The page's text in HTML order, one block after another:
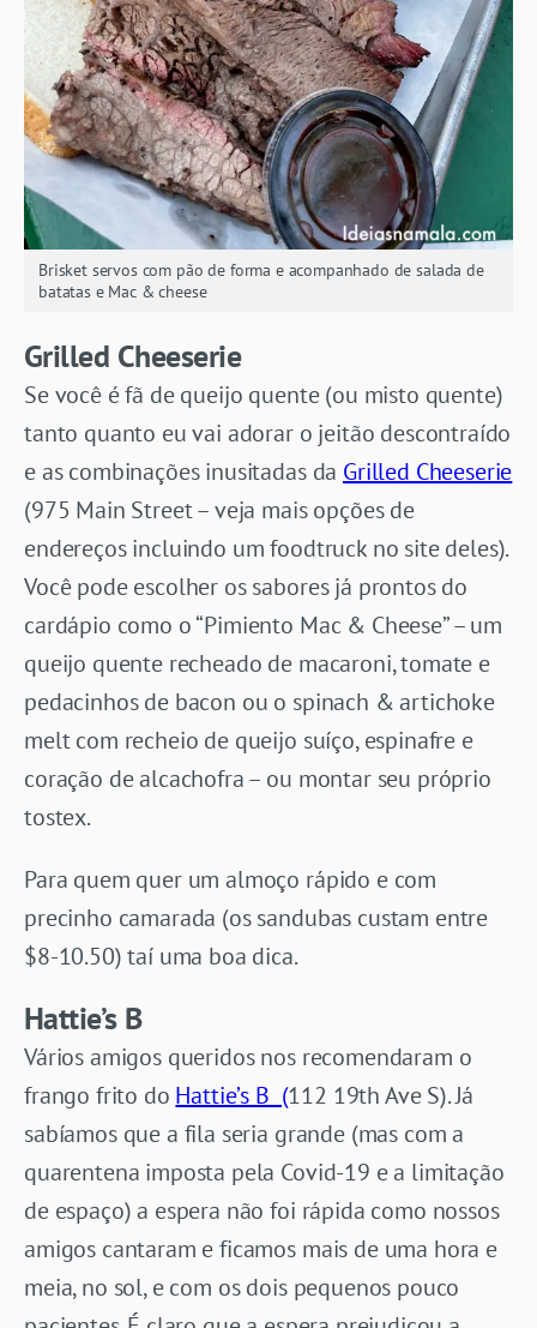
Brisket servos com pão de forma e acompanhado de salada de
batatas e Mac & cheese
Grilled Cheeserie
Se você é fã de queijo quente (ou misto quente)
tanto quanto eu vai adorar o jeitão descontraído
e as combinações inusitadas da Grilled Cheeserie
(975 Main Street – veja mais opções de
endereços incluindo um foodtruck no site deles).
Você pode escolher os sabores já prontos do
cardápio como o “Pimiento Mac & Cheese” – um
queijo quente recheado de macaroni, tomate e
pedacinhos de bacon ou o spinach & artichoke
melt com recheio de queijo suíço, espinafre e
coração de alcachofra – ou montar seu próprio
tostex.
Para quem quer um almoço rápido e com
precinho camarada (os sandubas custam entre
$8-10.50) taí uma boa dica.
Hattie’s B
Vários amigos queridos nos recomendaram o
frango frito do Hattie’s B (112 19th Ave S). Já
sabíamos que a fila seria grande (mas com a
quarentena imposta pela Covid-19 e a limitação
de espaço) a espera não foi rápida como nossos
amigos cantaram e ficamos mais de uma hora e
meia, no sol, e com os dois pequenos pouco